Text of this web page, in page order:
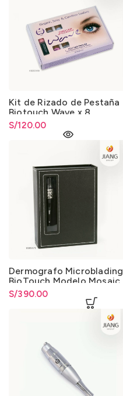
Kit de Rizado de Pestaña
Biotouch Wave x 8
S/120.00
Dermografo Microblading
BioTouch Modelo Mosaic
S/390.00